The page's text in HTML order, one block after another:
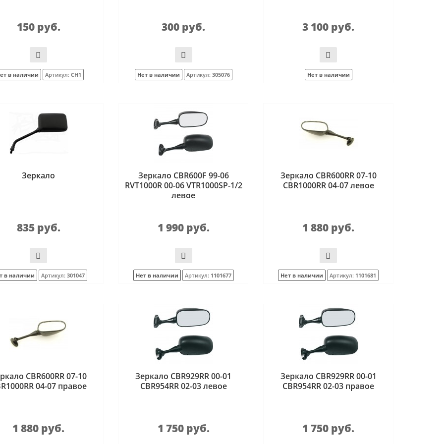
150 руб.
в наличии Артикул: CH1
300 руб.
Нет в наличии Артикул: 305076
3 100 руб.
Нет в наличии
Зеркало
835 руб.
в наличии Артикул:301047
Зеркало CBR600F 99-06
RVT1000R 00-06 VTR1000SP-1/2
левое
1 990 руб.
Нет в наличии Артикул: 1101677
Зеркало CBR600RR 07-10
CBR1000RR 04-07 левое
1 880 руб.
Нет в наличии Артикул: 1101681
CBR600RR 07-10
04-07 правое
1 880 руб.
Зеркало CBR929RR 00-01
CBR954RR 02-03 левое
1 750 руб.
Зеркало CBR929RR 00-01
CBR954RR 02-03 правое
1 750 руб.